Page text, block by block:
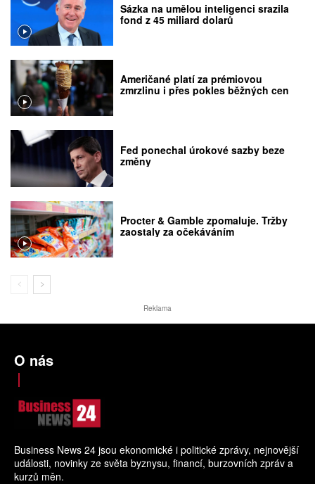
Sázka na umělou inteligenci srazila
fond z 45 miliard dolarů
Američané platí za prémiovou
zmrzlinu i přes pokles běžných cen
Fed ponechal úrokové sazby beze
změny
Procter & Gamble zpomaluje. Tržby
zaostaly za očekáváním
Reklama
O nás
Business News 24 jsou ekonomické i politické zprávy, nejnovější
události, novinky ze světa byznysu, financí, burzovních zpráv a
kurzů měn.